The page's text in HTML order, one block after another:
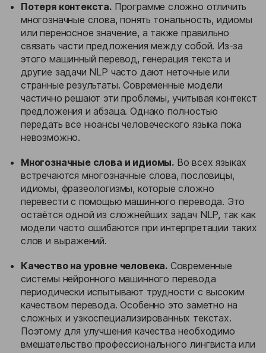
Потеря контекста.Программе сложно отличить
многозначные слова, понять тональность, идиомы
или переносное значение, а также правильно
связать части предложения между собой. Из-за
этого машинный перевод, генерация текста и
другие задачи NLP часто дают неточные или
странные результаты. Современные модели
частично решают эти проблемы, учитывая контекст
предложения и абзаца. Однако полностью
передать все нюансы человеческого языка пока
невозможно.
Многозначные слова и идиомы.Во всех языках
встречаются многозначные слова, пословицы,
идиомы, фразеологизмы, которые сложно
перевести с помощью машинного перевода. Это
остаётся одной из сложнейших задач NLP, так как
модели часто ошибаются при интерпретации таких
слов и выражений.
Качество на уровне человека.Современные
системы нейронного машинного перевода
периодически испытывают трудности с высоким
качеством перевода. Особенно это заметно на
сложных и узкоспециализированных текстах.
Поэтому для улучшения качества необходимо
вмешательство профессионального лингвиста или